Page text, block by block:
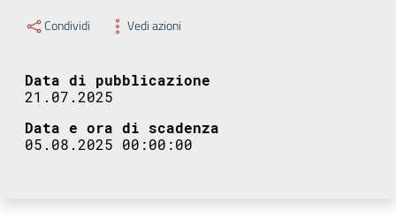
Condividi Vedi azioni
Data di pubblicazione
21.07.2025
Data e ora di scadenza
05.08.2025 00:00:00